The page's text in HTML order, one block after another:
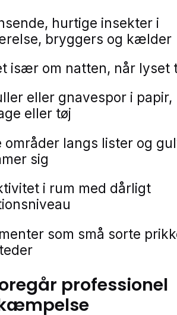
hurtige insekter i
bryggers og kælder
især om natten, når lyset
eller gnavespor i papir,
eller tøj
områder langs lister og
sig
i rum med dårligt
som små sorte
professionel